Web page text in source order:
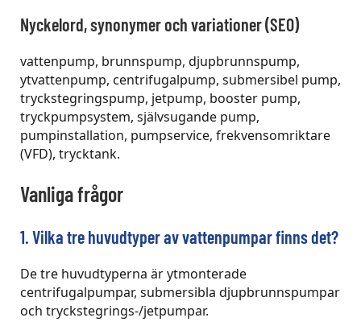
Nyckelord, synonymer och variationer (SEO)
vattenpump, brunnspump, djupbrunnspump,
ytvattenpump, centrifugalpump, submersibel pump,
tryckstegringspump, jetpump, booster pump,
tryckpumpsystem, självsugande pump,
pumpinstallation, pumpservice, frekvensomriktare
(VFD), trycktank.
Vanliga frågor
1. Vilka tre huvudtyper av vattenpumpar finns det?
De tre huvudtyperna är ytmonterade
centrifugalpumpar, submersibla djupbrunnspumpar
och tryckstegrings-/jetpumpar.